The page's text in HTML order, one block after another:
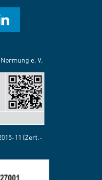
e. V.
11 (Zert.-